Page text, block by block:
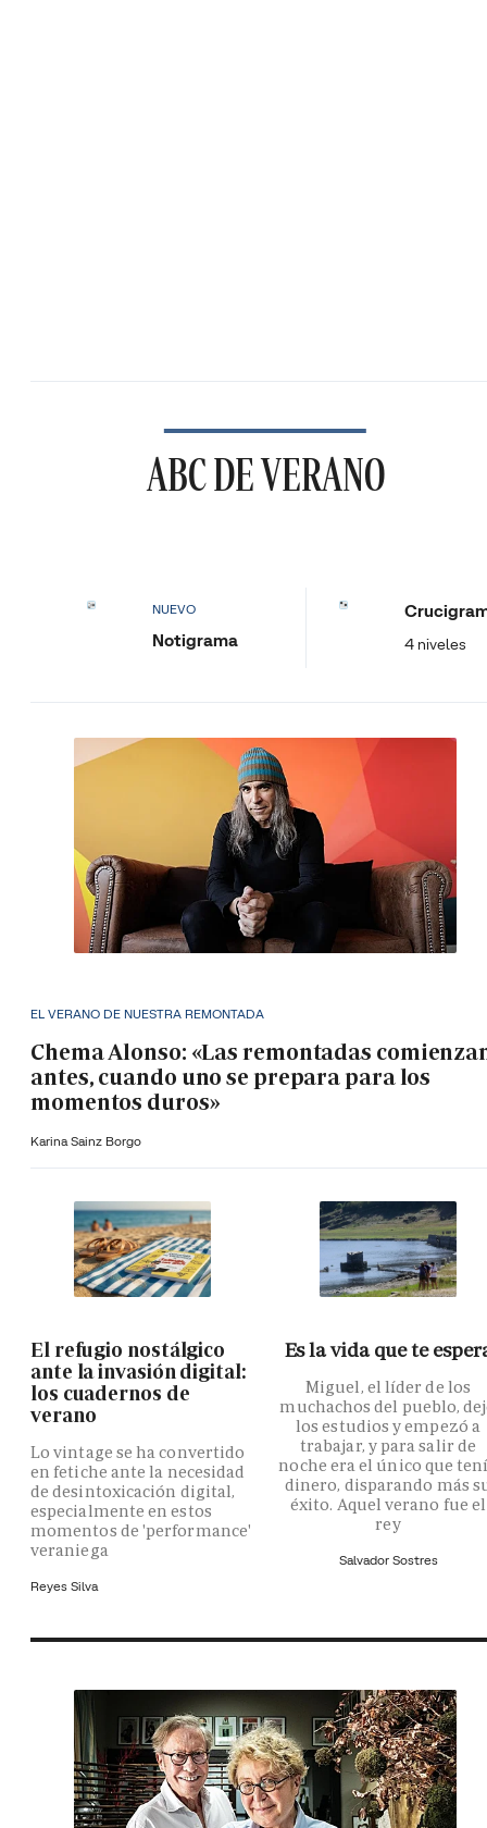
ABC DE VERANO
NUEVO
Notigrama 4 niveles
EL VERANO DE NUESTRA REMONTADA
Chema Alonso: «Las remontadas
antes, cuando uno se prepara para los
momentos duros»
Karina Sainz Borgo
El refugio nostálgico
ante la invasión digital:
los cuadernos de
verano
Lo vintage se ha convertido
en fetiche ante la necesidad
de desintoxicación digital,
especialmente en estos
momentos de 'performance'
veraniega
Reyes Silva
Es la vida que te
Miguel, el líder de los
muchachos del pueblo,
los estudios y empezó a
trabajar, y para salir de
noche era el único que
dinero, disparando más
éxito. Aquel verano fue el
rey
Salvador Sostres